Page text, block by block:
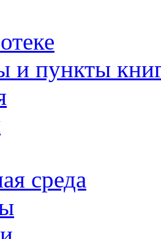
и пункты
среда